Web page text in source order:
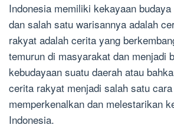
Indonesia memiliki kekayaan
dan salah satu warisannya adalah
rakyat adalah cerita yang
temurun di masyarakat dan menjadi
kebudayaan suatu daerah atau
cerita rakyat menjadi salah satu
memperkenalkan dan melestarikan
Indonesia.